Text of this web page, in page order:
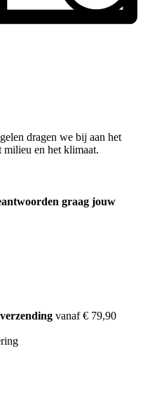
dragen we bij aan het
milieu en het klimaat.
graag jouw
vanaf € 79,90